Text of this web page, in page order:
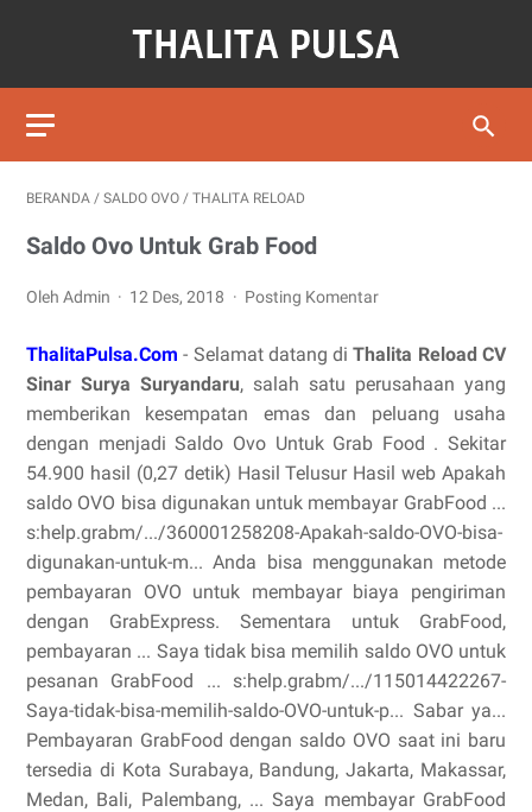
BERANDA / SALDO OVO / THALITA RELOAD
Saldo Ovo Untuk Grab Food
Oleh Admin 12 Des, 2018 Posting Komentar
ThalitaPulsa.Com - Selamat datang diThalita Reload CV
Sinar Surya Suryandaru, salah satu perusahaan yang
memberikan kesempatan emas dan peluang usaha
dengan menjadi Saldo Ovo Untuk Grab Food . Sekitar
54.900 hasil (0,27 detik) Hasil Telusur Hasil web Apakah
saldo OVO bisa digunakan untuk membayar GrabFood ...
s:help.grabm/.../360001258208-Apakah-saldo-OVO-bisa-
digunakan-untuk-m... Anda bisa menggunakan metode
pembayaran OVO untuk membayar biaya pengiriman
dengan GrabExpress. Sementara untuk GrabFood,
pembayaran ... Saya tidak bisa memilih saldo OVO untuk
pesanan GrabFood ... s:help.grabm/.../115014422267-
Saya-tidak-bisa-memilih-saldo-OVO-untuk-p... Sabar ya...
Pembayaran GrabFood dengan saldo OVO saat ini baru
tersedia di Kota Surabaya, Bandung, Jakarta, Makassar,
Medan, Bali, Palembang, ... Saya membayar GrabFood